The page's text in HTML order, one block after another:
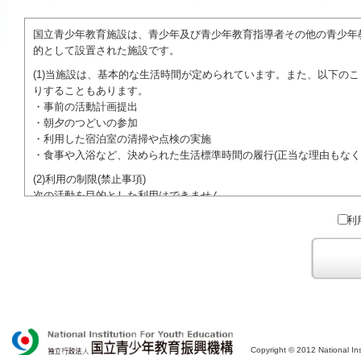
国立青少年教育施設は、青少年及び青少年教育指導者その他の青少
的として設置された施設です。
(1)当施設は、基本的な生活時間が定められています。また、以下の
りすることもあります。
・事前の活動計画提出
・朝夕のつどいの参加
・利用した宿泊室の清掃や点検の実施
・食事や入浴など、決められた生活標準時間の履行(正当な理由も
(2)利用の制限(禁止事項)
次の活動を目的とした利用はできません。
●特定の政党を支持、またはこれに反対するための政治教育その他の
●特定の宗教を支持、またはこれに反対するための宗教教育その他
域での勧誘活動を行ったり、自らの団体の活動をアピールする活動等)
利
Copyright © 2012 National